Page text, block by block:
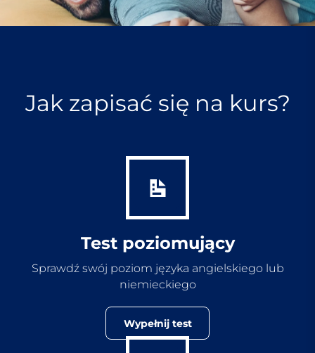
Jak zapisać się na kurs?
Test poziomujący
Sprawdź swój poziom języka angielskiego lub
niemieckiego
Wypełnij test